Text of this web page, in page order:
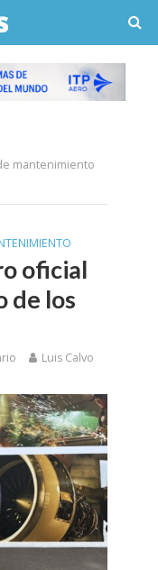
mantenimiento
oficial
de los
Luis Calvo